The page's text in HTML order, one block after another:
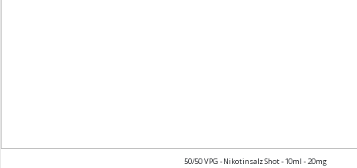
50/50 VPG - Nikotinsalz Shot - 10ml - 20mg